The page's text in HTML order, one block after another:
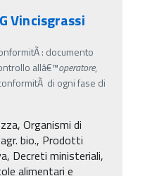
Vincisgrassi
: documento
allâ€™operatore,
di ogni fase di
Organismi di
bio., Prodotti
Decreti ministeriali,
alimentari e